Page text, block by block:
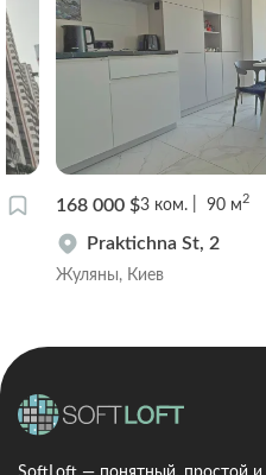
168 000 $3 ком. 90 м2
Praktichna St, 2
Жуляны, Киев